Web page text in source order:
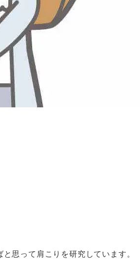
思って肩こりを研究しています。